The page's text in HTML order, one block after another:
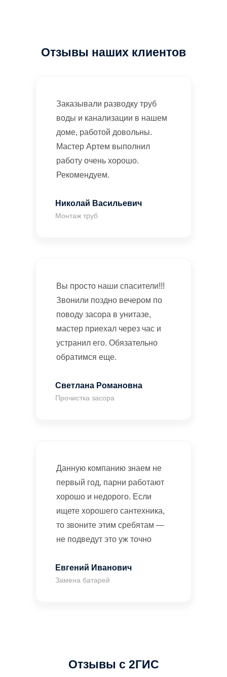
Отзывы наших клиентов
Заказывали разводку труб
воды и канализации в нашем
доме, работой довольны.
Мастер Артем выполнил
работу очень хорошо.
Рекомендуем.
Николай Васильевич
Монтаж труб
Вы просто наши спасители!!!
Звонили поздно вечером по
поводу засора в унитазе,
мастер приехал через час и
устранил его. Обязательно
обратимся еще.
Светлана Романовна
Прочистка засора
Данную компанию знаем не
первый год, парни работают
хорошо и недорого. Если
ищете хорошего сантехника,
то звоните этим сребятам —
не подведут это уж точно
Евгений Иванович
Замена батарей
Отзывы с 2ГИС